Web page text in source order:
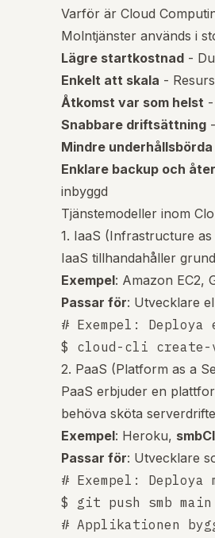
Varför är Cloud
Molntjänster används i
Lägre startkostnad -
Enkelt att skala -
Åtkomst var som helst
Snabbare driftsättning
Mindre underhållsbörda
Enklare backup och
inbyggd
Tjänstemodeller inom
1. IaaS (Infrastructure as
IaaS tillhandahåller
Exempel: Amazon EC2,
Passar för: Utvecklare
# Exempel: Deploya
2. PaaS (Platform as a
PaaS erbjuder en
behöva sköta
Exempel: Heroku,
Passar för: Utvecklare
# Exempel: Deploya
$ git push smb main